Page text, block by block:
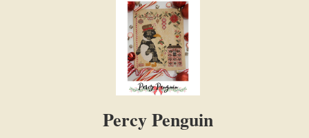
Percy Penguin